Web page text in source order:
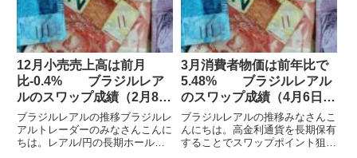
12月小売売上高は前月
比-0.4% ブラジルレア
ルのスワップ成績（2月8日
週）
ブラジルレアルの推移ブラジルレ
アルトレーダーのみなさんこんに
ちは。レアル/円の長期ホールド
3月消費者物価は前年比で
5.48% ブラジルレアル
のスワップ成績（4月6日
週）
ブラジルレアルの推移みなさんこ
んにちは。高金利通貨を長期保有
することでスワップポイント狙い